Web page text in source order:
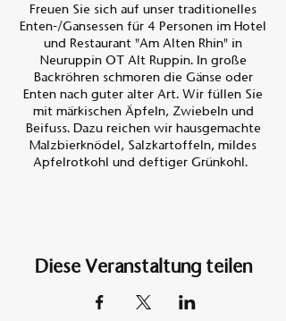
Freuen Sie sich auf unser traditionelles
Enten-/Gansessen für 4 Personen im Hotel
und Restaurant "Am Alten Rhin" in
Neuruppin OT Alt Ruppin. In große
Backröhren schmoren die Gänse oder
Enten nach guter alter Art. Wir füllen Sie
mit märkischen Äpfeln, Zwiebeln und
Beifuss. Dazu reichen wir hausgemachte
Malzbierknödel, Salzkartoffeln, mildes
Apfelrotkohl und deftiger Grünkohl.
In der Zeit vom
01.11.2023 bis 22.12.2023 bieten wir in
2 ganze Enten oder 1 ganze Gans für 4
Diese Veranstaltung teilen